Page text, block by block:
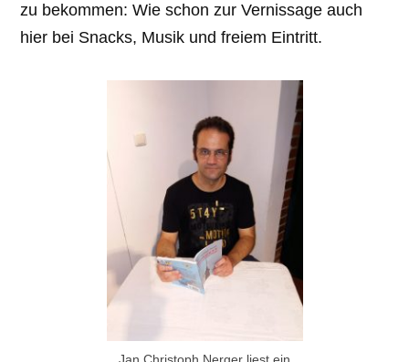
zu bekommen: Wie schon zur Vernissage auch
hier bei Snacks, Musik und freiem Eintritt.